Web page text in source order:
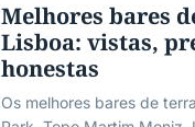
Melhores bares
Lisboa: vistas,
honestas
Os melhores bares de